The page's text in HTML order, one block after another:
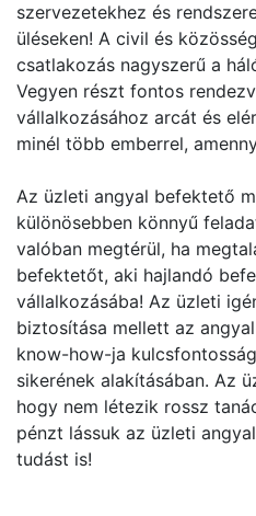
szervezetekhez és
üléseken! A civil és
csatlakozás nagyszerű a
Vegyen részt fontos
vállalkozásához arcát és
minél több emberrel,
Az üzleti angyal befektető
különösebben könnyű
valóban megtérül, ha
befektetőt, aki hajlandó
vállalkozásába! Az üzleti
biztosítása mellett az
know-how-ja
sikerének alakításában. Az
hogy nem létezik rossz
pénzt lássuk az üzleti
tudást is!